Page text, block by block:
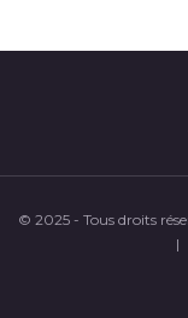
© 2025 - Tous droits
|